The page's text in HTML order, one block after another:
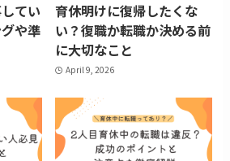
てい
や準
育休明けに復帰したくな
い？復職か転職か決める前
に大切なこと
April 9, 2026